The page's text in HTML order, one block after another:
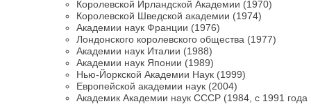
Королевской Ирландской Академии (1970)
Королевской Шведской академии (1974)
Академии наук Франции (1976)
Лондонского королевского общества (1977)
Академии наук Италии (1988)
Академии наук Японии (1989)
Нью-Йоркской Академии Наук (1999)
Европейской академии наук (2004)
Академик Академии наук СССР (1984, с 1991